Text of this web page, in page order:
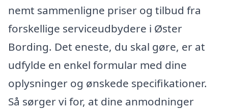
nemt sammenligne priser og tilbud fra
forskellige serviceudbydere i Øster
Bording. Det eneste, du skal gøre, er at
udfylde en enkel formular med dine
oplysninger og ønskede specifikationer.
Så sørger vi for, at dine anmodninger